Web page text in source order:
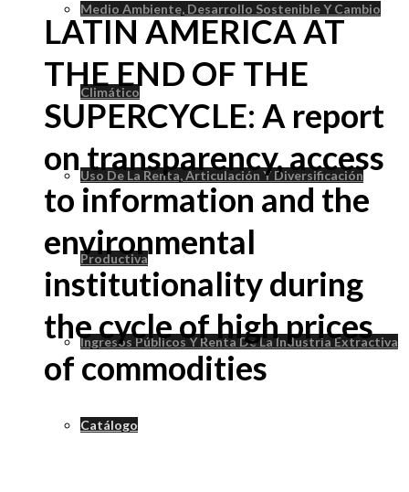
Medio Ambiente, Desarrollo Sostenible Y Cambio
Climático
Uso De La Renta, Articulación Y Diversificación
Productiva
Ingresos Públicos Y Renta De La Industria Extractiva
Catálogo
LATIN AMERICA AT
THE END OF THE
SUPERCYCLE: A report
on transparency, access
to information and the
environmental
institutionality during
the cycle of high prices
of commodities